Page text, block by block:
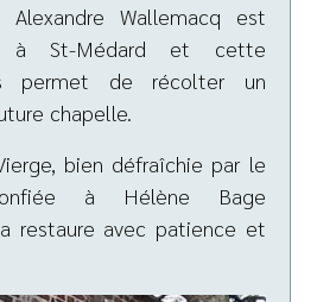
Alexandre Wallemacq est
à St-Médard et cette
permet de récolter un
chapelle.
bien défraîchie par le
à Hélène Bage
restaure avec patience et